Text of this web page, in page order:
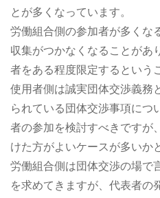
とが多くなっています。
労働組合側の参加者が多くな
収集がつかなくなることがあ
者をある程度限定するという
使用者側は誠実団体交渉義務
られている団体交渉事項につ
者の参加を検討すべきですが
けた方がよいケースが多いか
労働組合側は団体交渉の場で
を求めてきますが、代表者の